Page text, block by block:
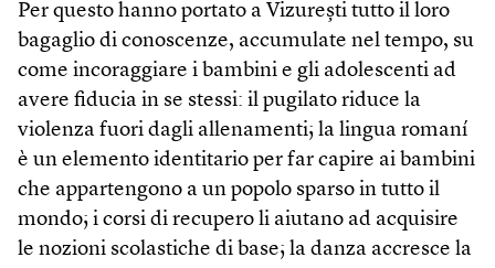
Per questo hanno portato a Vizurești tutto il loro
bagaglio di conoscenze, accumulate nel tempo, su
come incoraggiare i bambini e gli adolescenti ad
avere fiducia in se stessi: il pugilato riduce la
violenza fuori dagli allenamenti; la lingua romaní
è un elemento identitario per far capire ai bambini
che appartengono a un popolo sparso in tutto il
mondo; i corsi di recupero li aiutano ad acquisire
le nozioni scolastiche di base; la danza accresce la